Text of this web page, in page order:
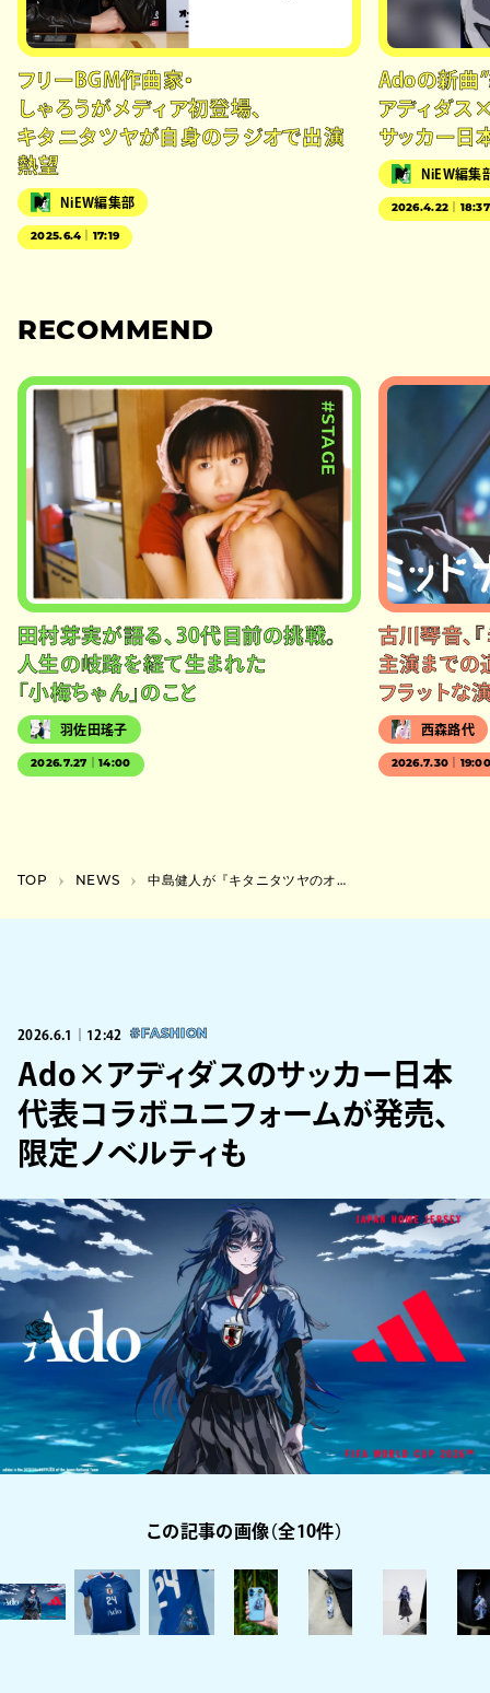
フリーBGM作曲家・
しゃろうがメディア初登場、
キタニタツヤが自身のラジオで出演
熱望
NiEW編集部
2025.6.4｜17:19
Adoの新曲”
アディダス
サッカー日
NiEW編集
2026.4.22｜18:37
RECOMMEND
#STAGE
田村芽実が語る、30代目前の挑戦。
人生の岐路を経て生まれた
「小梅ちゃん」のこと
羽佐田瑤子
2026.7.27｜14:00
古川琴音、
主演までの
フラットな
西森路代
2026.7.30｜
TOP NEWS 中島健人が『キタニタツヤのオールナイトニッポン0』に登場、事前収録時の写真公開
2026.6.1｜12:42 #FASHION
Ado×アディダスのサッカー日本
代表コラボユニフォームが発売、
限定ノベルティも
この記事の画像（全10件）